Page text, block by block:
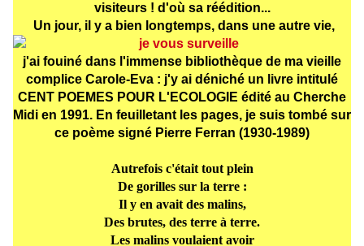
visiteurs ! d'où sa réédition...
Un jour, il y a bien longtemps, dans une autre vie,
j'ai fouiné dans l'immense bibliothèque de ma vieille
complice Carole-Eva : j'y ai déniché un livre intitulé
CENT POEMES POUR L'ECOLOGIE édité au Cherche
Midi en 1991. En feuilletant les pages, je suis tombé sur
ce poème signé Pierre Ferran (1930-1989)
Autrefois c'était tout plein
De gorilles sur la terre :
Il y en avait des malins,
Des brutes, des terre à terre.
Les malins voulaient avoir